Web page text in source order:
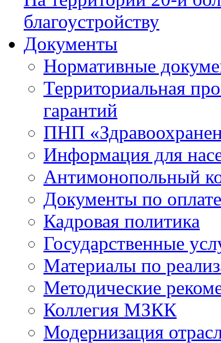
благоустройству
Документы
Нормативные
Территориальная
гарантий
ПНП
Информация для
Антимонопольный
Документы по
Кадровая политика
Государственные
Материалы по
Методические
Коллегия МЗКК
Модернизация